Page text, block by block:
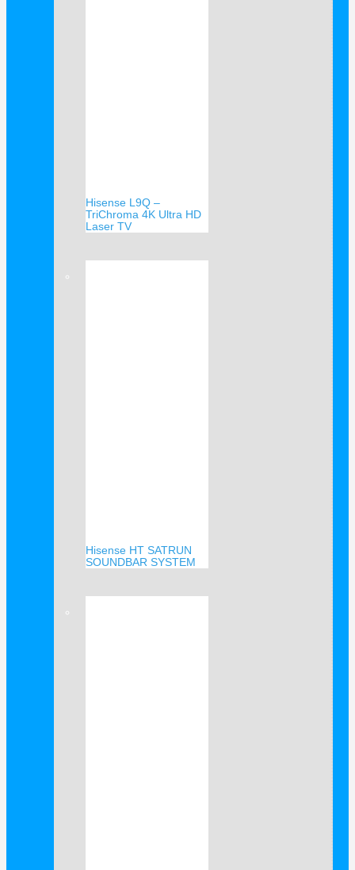
Hisense L9Q –
TriChroma 4K Ultra HD
Laser TV
Hisense HT SATRUN
SOUNDBAR SYSTEM